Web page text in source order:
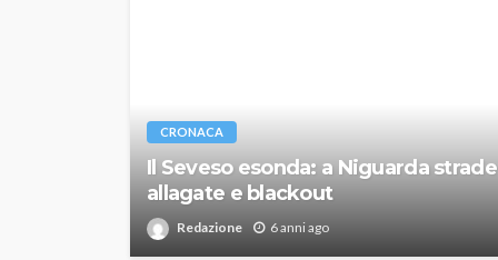
CRONACA
Il Seveso esonda: a Niguarda strade
allagate e blackout
Redazione 6 anni ago